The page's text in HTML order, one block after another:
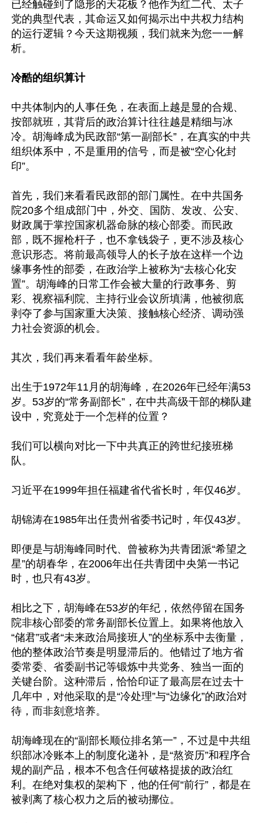
已经触碰到了隐形的天花板？他作为红二代、太子
党的典型代表，其命运又如何揭示出中共权力结构
的运行逻辑？今天这期视频，我们就来为您一一解
析。
冷酷的组织算计
中共体制内的人事任免，在表面上越是显的合规、
按部就班，其背后的政治算计往往越是精细与冰
冷。胡海峰成为民政部“第一副部长”，在真实的中共
组织体系中，不是重用的信号，而是被“空心化封
印”。
首先，我们来看看民政部的部门属性。在中共国务
院20多个组成部门中，外交、国防、发改、公安、
财政属于掌控国家机器命脉的核心部委。而民政
部，既不握枪杆子，也不拿钱袋子，更不涉及核心
意识形态。将前最高领导人的长子放在这样一个边
缘事务性的部委，在政治学上被称为“去核心化安
置”。胡海峰的日常工作会被大量的行政事务、剪
彩、视察福利院、主持行业会议所填满，他被彻底
剥夺了参与国家重大决策、接触核心经济、调动强
力社会资源的机会。
其次，我们再来看看年龄坐标。
出生于1972年11月的胡海峰，在2026年已经年满53
岁。53岁的“常务副部长”，在中共高级干部的梯队建
设中，究竟处于一个怎样的位置？
我们可以横向对比一下中共真正的跨世纪接班梯
队。
习近平在1999年担任福建省代省长时，年仅46岁。
胡锦涛在1985年出任贵州省委书记时，年仅43岁。
即便是与胡海峰同时代、曾被称为共青团派“希望之
星”的胡春华，在2006年出任共青团中央第一书记
时，也只有43岁。
相比之下，胡海峰在53岁的年纪，依然停留在国务
院非核心部委的常务副部长位置上。如果将他放入
“储君”或者“未来政治局接班人”的坐标系中去衡量，
他的整体政治节奏是明显滞后的。他错过了地方省
委常委、省委副书记等锻炼中共党务、独当一面的
关键台阶。这种滞后，恰恰印证了最高层在过去十
几年中，对他采取的是“冷处理”与“边缘化”的政治对
待，而非刻意培养。
胡海峰现在的“副部长顺位排名第一”，不过是中共组
织部冰冷账本上的制度化递补，是“熬资历”和程序合
规的副产品，根本不包含任何破格提拔的政治红
利。在绝对集权的架构下，他的任何“前行”，都是在
被剥离了核心权力之后的被动挪位。